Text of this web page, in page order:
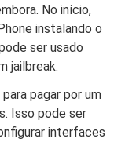
No início,
instalando o
ser usado
jailbreak.
pagar por um
Isso pode ser
interfaces